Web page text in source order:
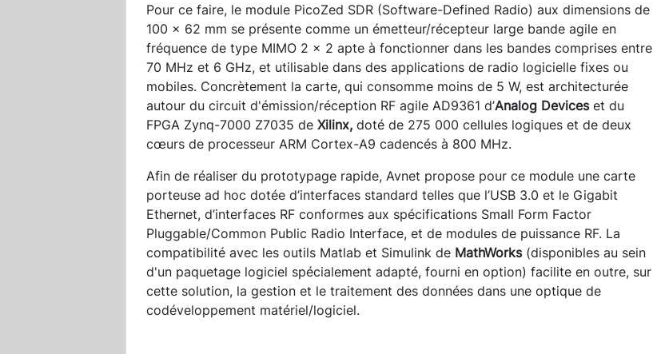
Pour ce faire, le module PicoZed SDR (Software-Defined Radio) aux dimensions de
100 x 62 mm se présente comme un émetteur/récepteur large bande agile en
fréquence de type MIMO 2 x 2 apte à fonctionner dans les bandes comprises entre
70 MHz et 6 GHz, et utilisable dans des applications de radio logicielle fixes ou
mobiles. Concrètement la carte, qui consomme moins de 5 W, est architecturée
autour du circuit d'émission/réception RF agile AD9361 d’Analog Deviceset du
FPGA Zynq-7000 Z7035 de Xilinx, doté de 275 000 cellules logiques et de deux
cœurs de processeur ARM Cortex-A9 cadencés à 800 MHz.
Afin de réaliser du prototypage rapide, Avnet propose pour ce module une carte
porteuse ad hoc dotée d’interfaces standard telles que l’USB 3.0 et le Gigabit
Ethernet, d’interfaces RF conformes aux spécifications Small Form Factor
Pluggable/Common Public Radio Interface, et de modules de puissance RF. La
compatibilité avec les outils Matlab et Simulink de MathWorks(disponibles au sein
d'un paquetage logiciel spécialement adapté, fourni en option) facilite en outre, sur
cette solution, la gestion et le traitement des données dans une optique de
codéveloppement matériel/logiciel.